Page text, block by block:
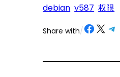
debian v587 权限
Share with/ Share on
Share on X